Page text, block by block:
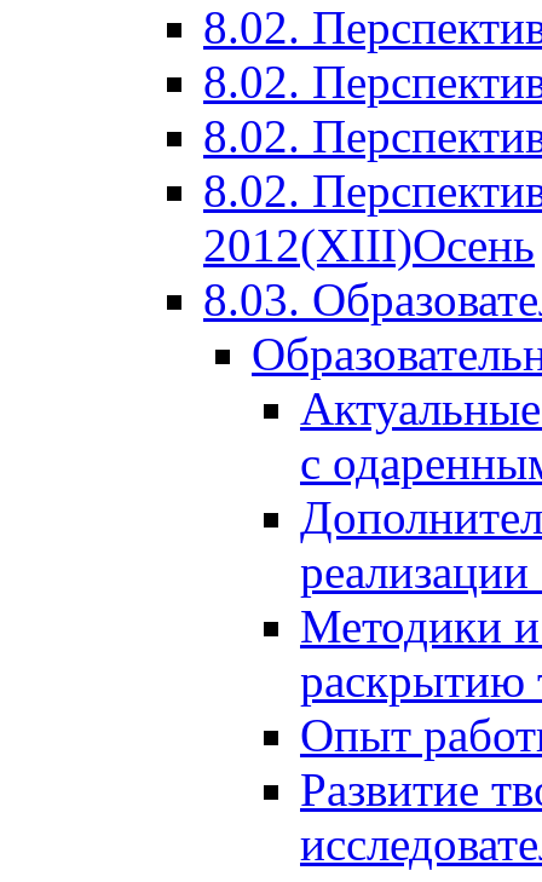
8.02.
8.02.
8.02.
8.02.
2012(XIII)Осень
8.03.
с
Методики
раскрытию
Опыт
Развитие